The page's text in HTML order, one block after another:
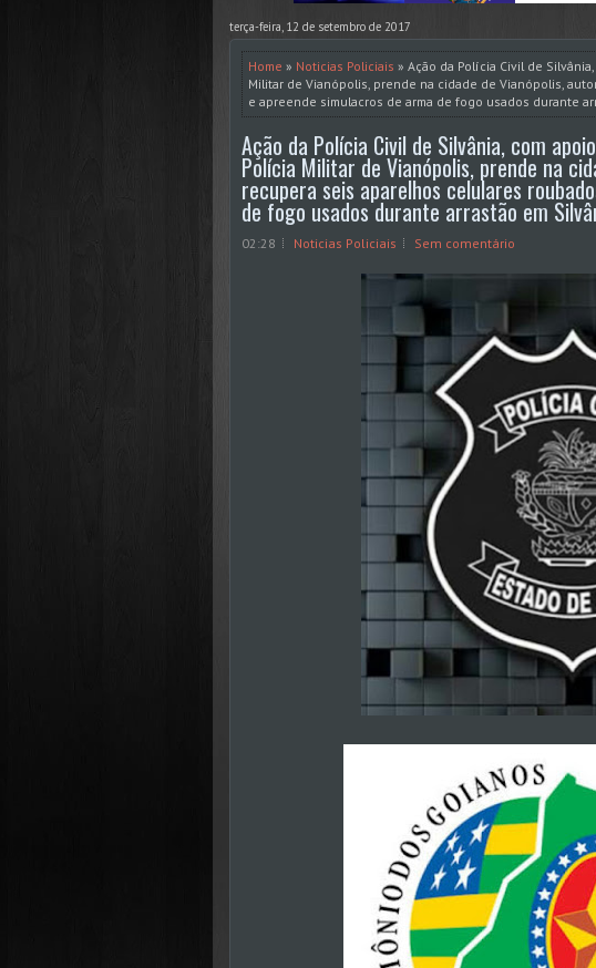
terça-feira, 12 de setembro de 2017
Home » Noticias Policiais » Ação da Polícia Civil de
Militar de Vianópolis, prende na cidade de Vianópolis,
e apreende simulacros de arma de fogo usados durante
Ação da Polícia Civil de Silvânia, com
Polícia Militar de Vianópolis, prende na
recupera seis aparelhos celulares
de fogo usados durante arrastão em
02:28 Noticias Policiais Sem comentário